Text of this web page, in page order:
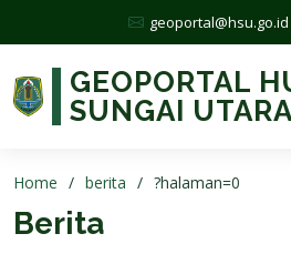
geoportal@hsu.go.id
GEOPORTAL
SUNGAI
Home berita ?halaman=0
Berita